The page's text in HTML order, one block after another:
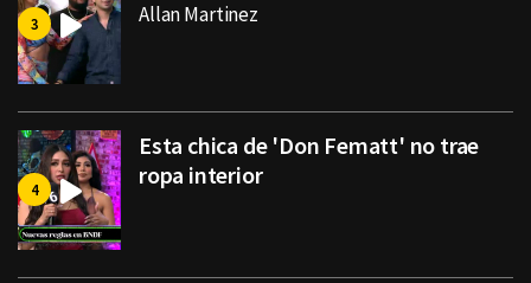
Allan Martinez
Esta chica de 'Don Fematt' no trae
ropa interior